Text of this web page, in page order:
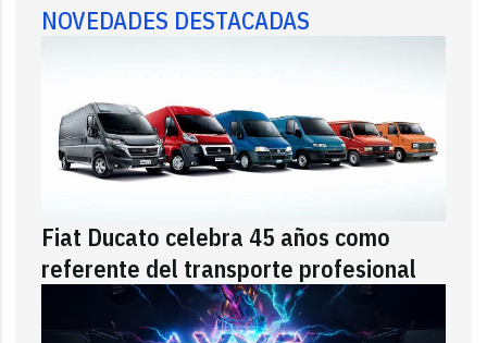
NOVEDADES DESTACADAS
Fiat Ducato celebra 45 años como
referente del transporte profesional